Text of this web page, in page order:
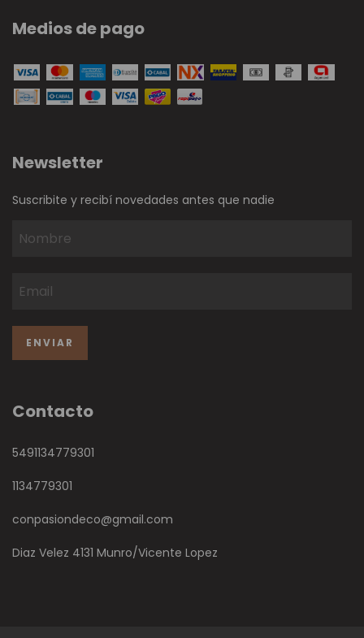
Medios de pago
Newsletter
Suscribite y recibí novedades antes que nadie
Contacto
5491134779301
1134779301
conpasiondeco@gmail.com
Diaz Velez 4131 Munro/Vicente Lopez